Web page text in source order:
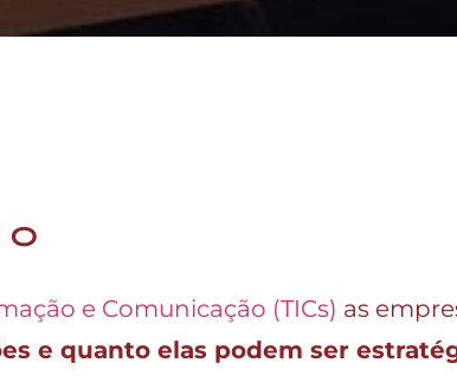
e Comunicação (TICs) as
e quanto elas podem ser